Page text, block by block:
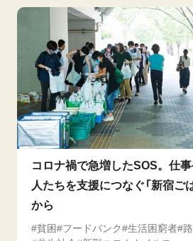
コロナ禍で急増したSOS。仕
人たちを支援につなぐ「新宿ご
から
貧困 フードバンク 生活困窮者